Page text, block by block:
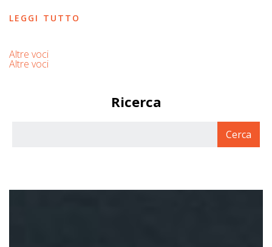
LEGGI TUTTO
Altre voci
Altre voci
Ricerca